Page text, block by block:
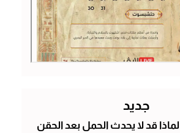
جديد
لماذا قد لا يحدث الحمل بعد الحقن